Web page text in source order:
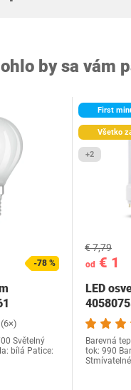
by sa vám
-78 %
(6×)
Světelný
bílá Patice:
First
Všetko
+2
od € 1
€ 7,79
LED
Barevná
tok: 990